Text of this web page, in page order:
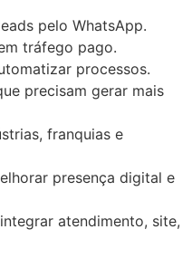
pelo WhatsApp.
tráfego pago.
processos.
precisam gerar mais
franquias e
presença digital e
atendimento, site,